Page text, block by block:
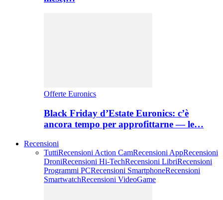
Offerte Euronics
Black Friday d’Estate Euronics: c’è
ancora tempo per approfittarne — le…
Recensioni
TuttiRecensioni Action CamRecensioni AppRecensioni
DroniRecensioni Hi-TechRecensioni LibriRecensioni
Programmi PCRecensioni SmartphoneRecensioni
SmartwatchRecensioni VideoGame